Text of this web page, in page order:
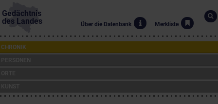
Gedächtnis
des Landes
Über die Datenbank Merkliste
CHRONIK